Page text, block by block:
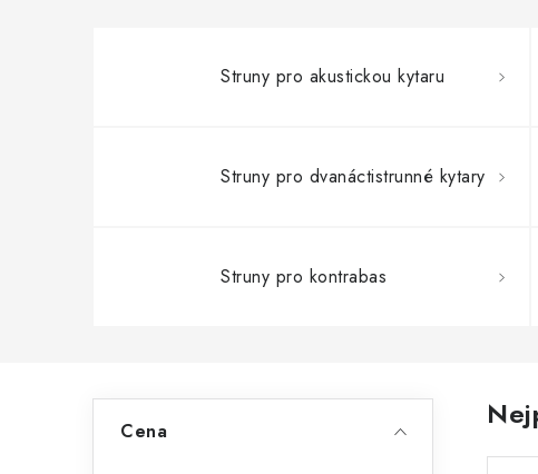
Struny pro akustickou kytaru
Struny pro dvanáctistrunné kytary
Struny pro kontrabas
Cena